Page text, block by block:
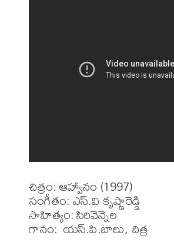
చిత్రం: ఆహ్వానం (1997)
సంగీతం: ఎస్.వి కృష్ణారెడ్డి
సాహిత్యం: సిరివెన్నెల
గానం:  యస్.పి.బాలు, చిత్ర